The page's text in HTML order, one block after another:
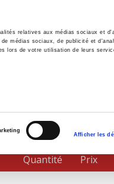
relatives aux médias sociaux et
médias sociaux, de publicité et
lors de votre utilisation de leurs
Afficher les
International
Quantité Prix